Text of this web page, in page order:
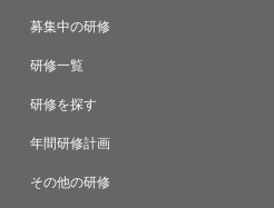
募集中の研修
研修一覧
研修を探す
年間研修計画
その他の研修